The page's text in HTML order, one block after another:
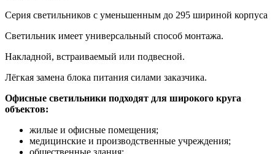
Серия светильников с уменьшенным до 295 шириной корпуса
Светильник имеет универсальный способ монтажа.
Накладной, встраиваемый или подвесной.
Лёгкая замена блока питания силами заказчика.
Офисные светильники подходят для широкого круга
объектов:
жилые и офисные помещения;
медицинские и производственные учреждения;
общественные здания;